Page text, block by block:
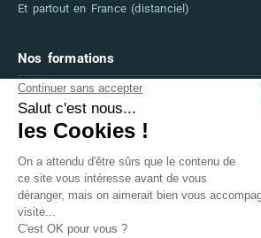
Et partout en France (distanciel)
Nos formations
→ Formations CAO-DAO
→ Formations PAO
→ Formations Web & Digital
→ Formations IA
→ Financer sa formation (CPF, France Travail)